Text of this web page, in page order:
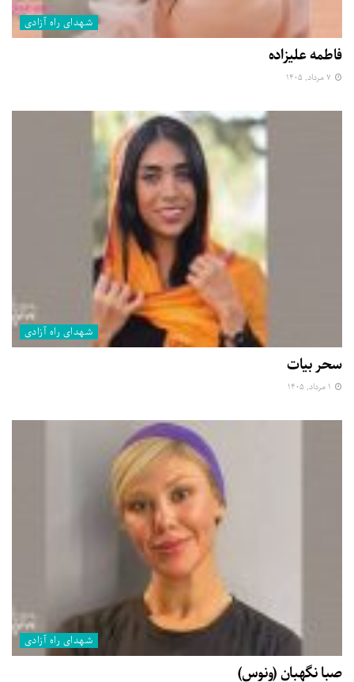
شهدای راه آزادی
فاطمه علیزاده
شهدای راه آزادی
سحر بیات
شهدای راه آزادی
صبا نگهبان (ونوس)